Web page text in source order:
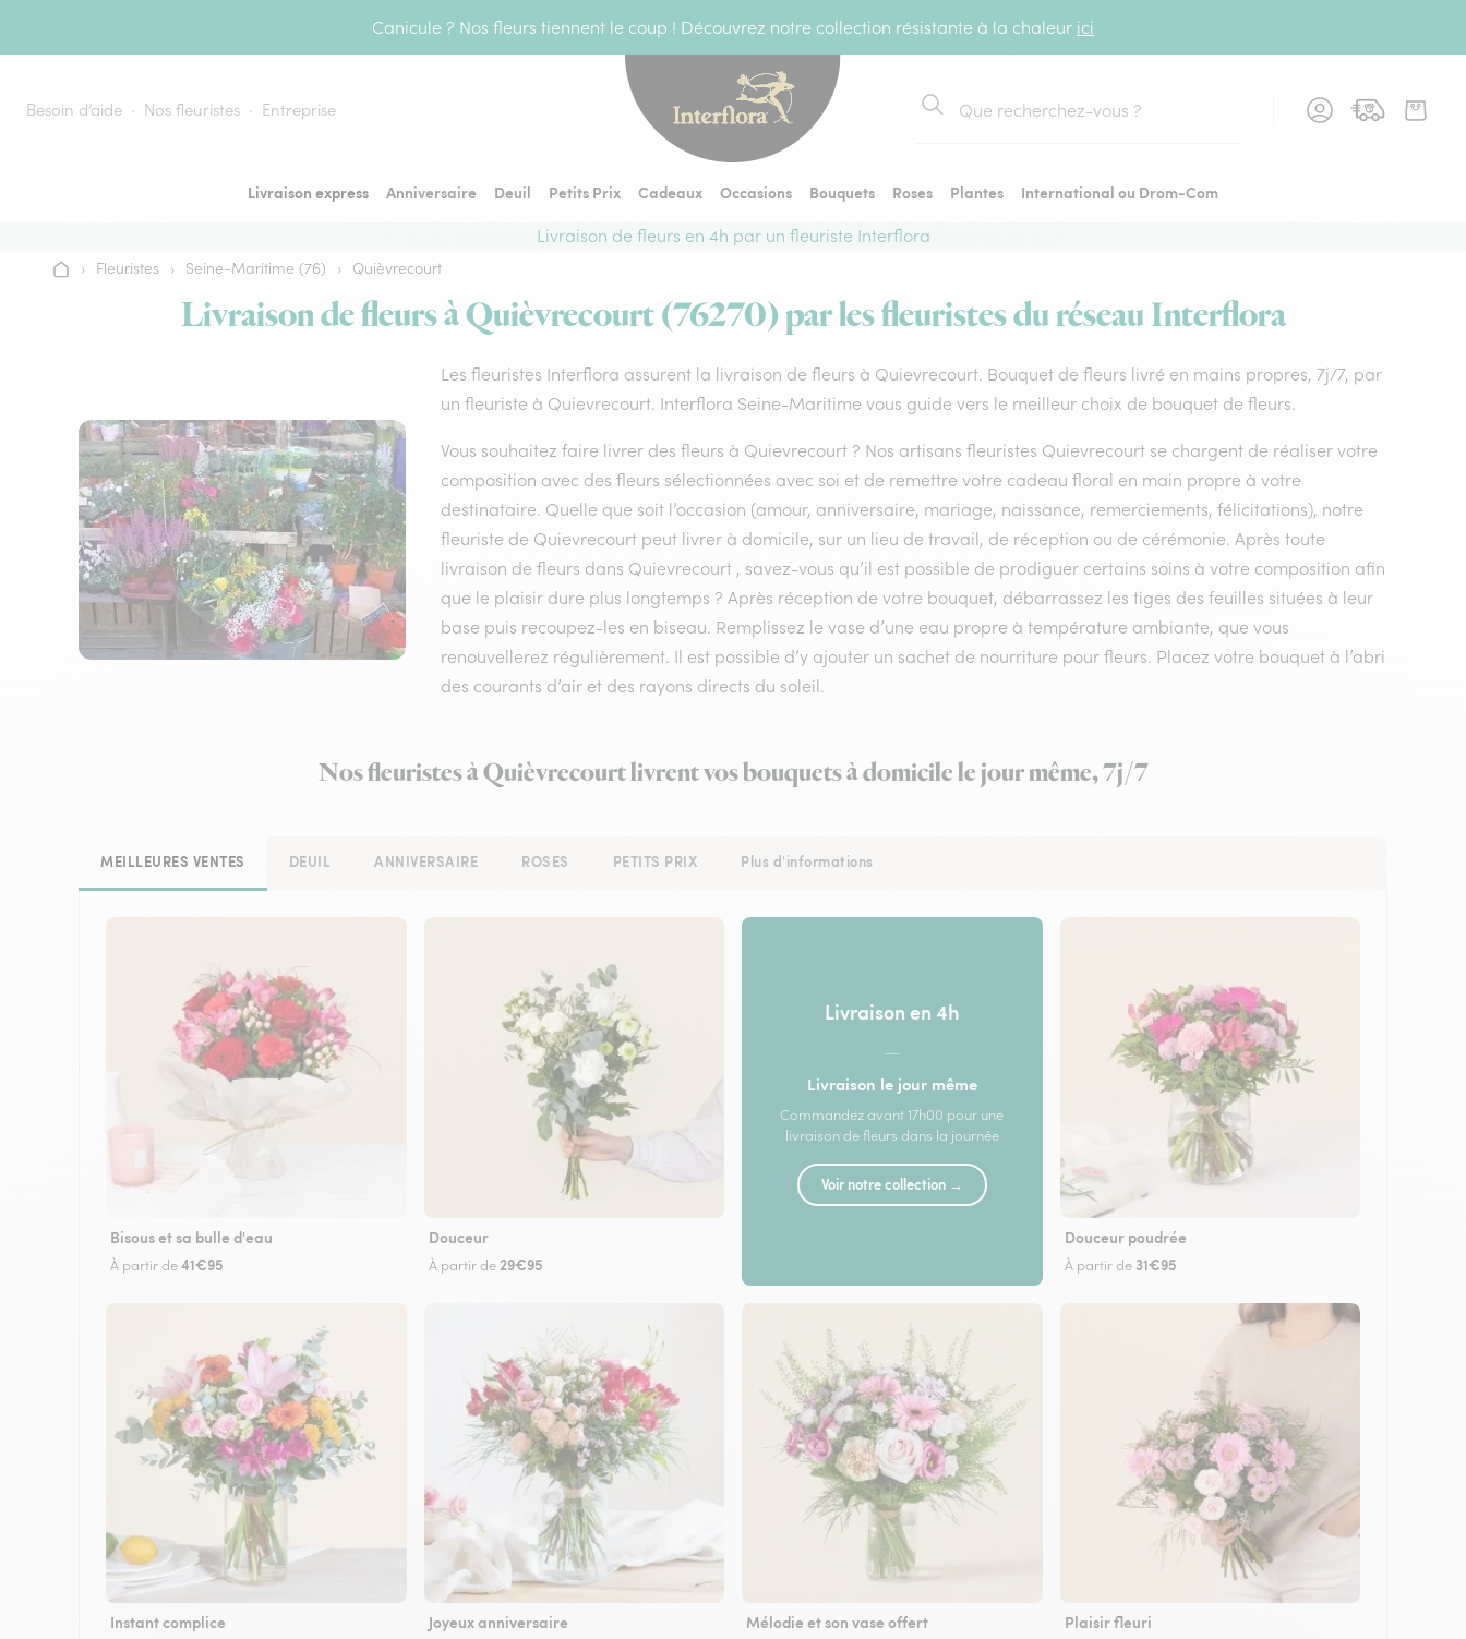
Canicule ? Nos fleurs tiennent le coup ! Découvrez notre collection résistante à la chaleur ici
Besoin d’aide Nos fleuristes Entreprise
Rechercher
Livraison express Anniversaire Deuil Petits Prix Cadeaux Occasions Bouquets Roses Plantes
International ou Drom-Com
Livraison de fleurs en 4h par un fleuriste Interflora
Accueil
› Fleuristes › Seine-Maritime (76) › Quièvrecourt
Livraison de fleurs à Quièvrecourt (76270) par les fleuristes du réseau Interflora
Les fleuristes Interflora assurent la livraison de fleurs à Quievrecourt. Bouquet de fleurs livré en mains propres, 7j/7, par
un fleuriste à Quievrecourt. Interflora Seine-Maritime vous guide vers le meilleur choix de bouquet de fleurs.
Vous souhaitez faire livrer des fleurs à Quievrecourt ? Nos artisans fleuristes Quievrecourt se chargent de réaliser votre
composition avec des fleurs sélectionnées avec soi et de remettre votre cadeau floral en main propre à votre
destinataire. Quelle que soit l’occasion (amour, anniversaire, mariage, naissance, remerciements, félicitations), notre
fleuriste de Quievrecourt peut livrer à domicile, sur un lieu de travail, de réception ou de cérémonie. Après toute
livraison de fleurs dans Quievrecourt , savez-vous qu’il est possible de prodiguer certains soins à votre composition afin
que le plaisir dure plus longtemps ? Après réception de votre bouquet, débarrassez les tiges des feuilles situées à leur
base puis recoupez-les en biseau. Remplissez le vase d’une eau propre à température ambiante, que vous
renouvellerez régulièrement. Il est possible d’y ajouter un sachet de nourriture pour fleurs. Placez votre bouquet à l’abri
des courants d’air et des rayons directs du soleil.
Nos fleuristes à Quièvrecourt livrent vos bouquets à domicile le jour même, 7j/7
MEILLEURES VENTES DEUIL ANNIVERSAIRE ROSES PETITS PRIX Plus d'informations
Bisous et sa bulle d'eau
À partir de41€95
Douceur
À partir de 29€95
Livraison en 4h
—
Livraison le jour même
Commandez avant 17h00 pour une
livraison de fleurs dans la journée
Voir notre collection →
Douceur poudrée
À partir de 31€95
Instant complice Joyeux anniversaire Mélodie et son vase offert Plaisir fleuri